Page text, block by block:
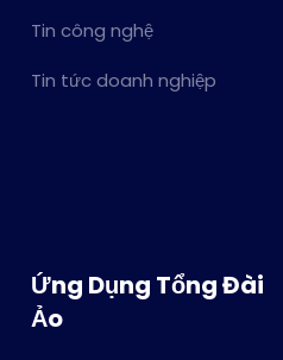
Tin công nghệ
Tin tức doanh nghiệp
Ứng Dụng Tổng Đài
Ảo